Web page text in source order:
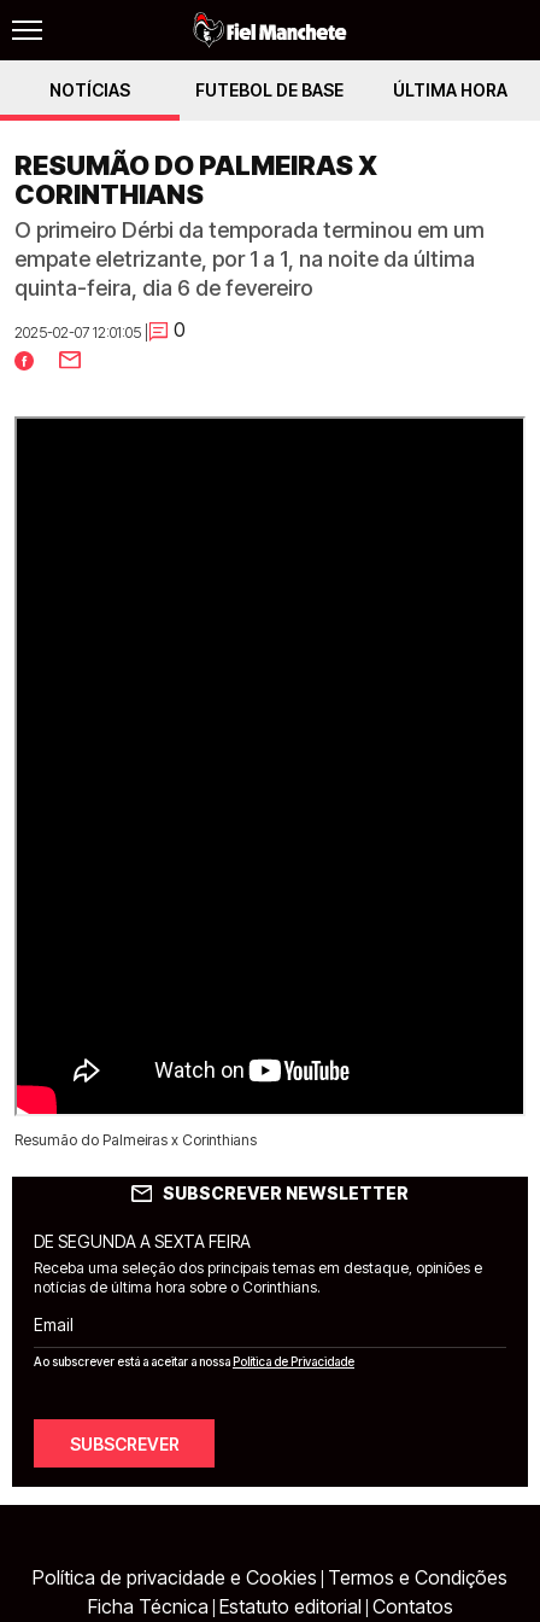
NOTÍCIAS FUTEBOL DE BASE ÚLTIMA HORA
RESUMÃO DO PALMEIRAS X
CORINTHIANS
O primeiro Dérbi da temporada terminou em um
empate eletrizante, por 1 a 1, na noite da última
quinta-feira, dia 6 de fevereiro
2025-02-07 12:01:05 | 0
Resumão do Palmeiras x Corinthians
SUBSCREVER NEWSLETTER
DE SEGUNDA A SEXTA FEIRA
Receba uma seleção dos principais temas em destaque, opiniões e
notícias de última hora sobre o Corinthians.
Email
Ao subscrever está a aceitar a nossaPolítica de Privacidade
SUBSCREVER
Política de privacidade e Cookies Termos e Condições
Ficha Técnica Estatuto editorial Contatos